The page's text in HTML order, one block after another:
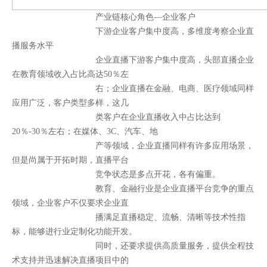
产业链核心角色—企业客户
下游企业客户集中度高，多维度考察企业直
播服务水平
企业直播下游客户集中度高，头部直播企业
在教育领域收入占比高达50％左
右；企业直播在金融、电商、医疗领域同样
应用广泛，客户类型多样，这几
类客户在企业直播收入中占比达到
20％-30％左右；在媒体、3C、汽车、地
产等领域，企业直播同样有许多应用场景，
但是尚属于开拓时期，直播平台
竞争状态是多点开花，各有偏重。
教育、金融行业是企业直播平台竞争的重点
领域，企业客户不仅要求企业直
播满足直播稳定、流畅、清晰等技术性指
标，能够进行业定制化功能开发。
同时，还要求提供高质量服务，提供全程技
术支持并迅速解决直播项目中的